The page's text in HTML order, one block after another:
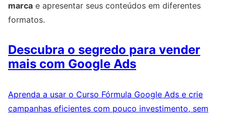
marca e apresentar seus conteúdos em diferentes
formatos.
Descubra o segredo para vender
mais com Google Ads
Aprenda a usar o Curso Fórmula Google Ads e crie
campanhas eficientes com pouco investimento, sem